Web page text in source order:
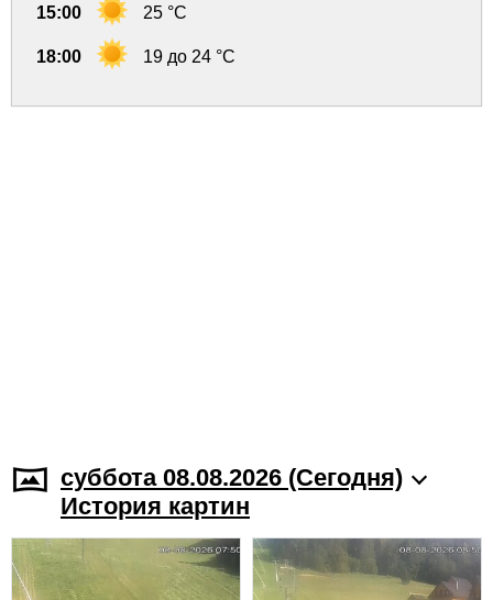
15:00 25 °C
18:00 19 до 24 °C
суббота 08.08.2026 (Cегодня)
История картин